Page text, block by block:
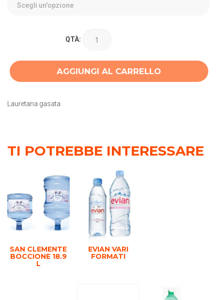
QTÀ:
AGGIUNGI AL CARRELLO
Lauretana gasata
TI POTREBBE INTERESSARE
SAN CLEMENTE
BOCCIONE 18.9
L
EVIAN VARI
FORMATI